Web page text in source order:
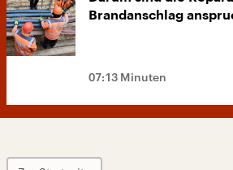
Brandanschlag
07:13 Minuten